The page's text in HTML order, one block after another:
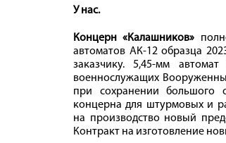
У нас.
Концерн «Калашников»
автоматов АК-12 образца
заказчику. 5,45-мм
военнослужащих
при сохранении большого
концерна для штурмовых и
на производство новый
Контракт на изготовление